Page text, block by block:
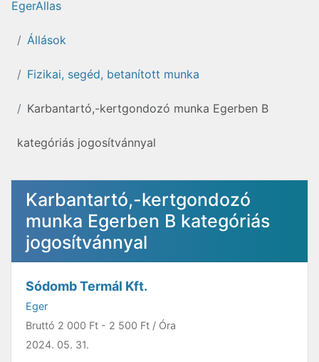
EgerAllas
Állások
Fizikai, segéd, betanított munka
Karbantartó,-kertgondozó munka Egerben B
kategóriás jogosítvánnyal
Karbantartó,-kertgondozó
munka Egerben B kategóriás
jogosítvánnyal
Sódomb Termál Kft.
Eger
Bruttó 2 000 Ft - 2 500 Ft / Óra
2024. 05. 31.